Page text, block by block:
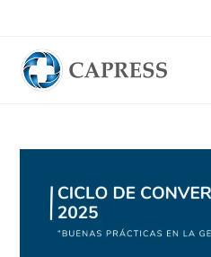
contenido